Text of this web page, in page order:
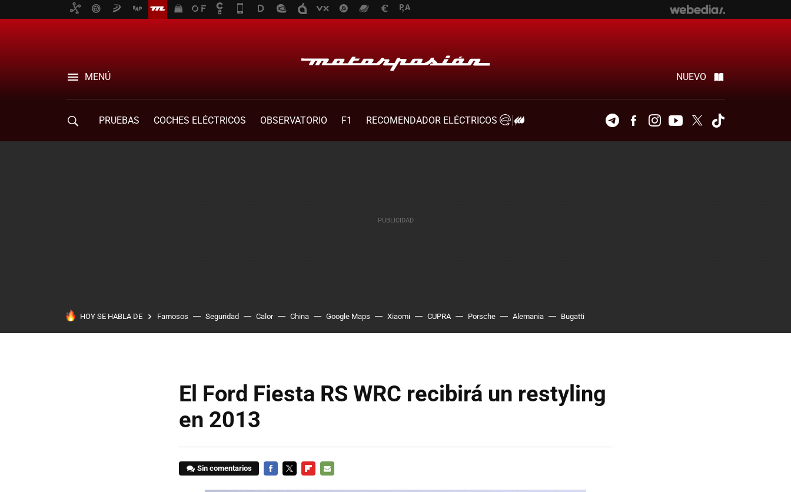
MENÚ NUEVO
PRUEBAS COCHES ELÉCTRICOS OBSERVATORIO F1
RECOMENDADOR ELÉCTRICOS
TelegramFacebookInstagramYoutubeTwitter
HOY SE HABLA DE Famosos Seguridad Calor China Google Maps Xiaomi CUPRA Porsche Alemania Bugatti
El Ford Fiesta RS WRC recibirá un restyling
en 2013
Sin comentarios